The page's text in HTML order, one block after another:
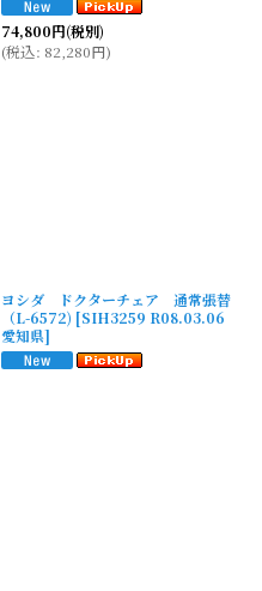
74,800円(税別)
(税込: 82,280円)
ヨシダ ドクターチェア 通常張替
（L-6572) [SIH3259 R08.03.06
愛知県]